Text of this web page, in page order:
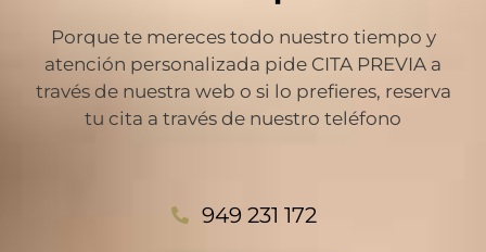
Porque te mereces todo nuestro tiempo y
atención personalizada pide CITA PREVIA a
través de nuestra web o si lo prefieres, reserva
tu cita a través de nuestro teléfono
949 231 172